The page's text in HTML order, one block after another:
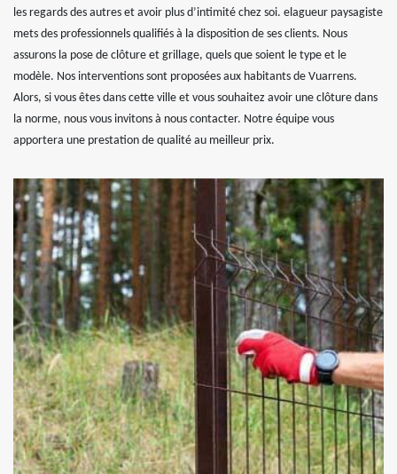
les regards des autres et avoir plus d’intimité chez soi. elagueur paysagiste
mets des professionnels qualifiés à la disposition de ses clients. Nous
assurons la pose de clôture et grillage, quels que soient le type et le
modèle. Nos interventions sont proposées aux habitants de Vuarrens.
Alors, si vous êtes dans cette ville et vous souhaitez avoir une clôture dans
la norme, nous vous invitons à nous contacter. Notre équipe vous
apportera une prestation de qualité au meilleur prix.